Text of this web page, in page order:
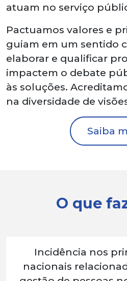
atuam no serviço
Pactuamos valores e
guiam em um sentido
elaborar e qualificar
impactem o debate
às soluções.
na diversidade de
Saiba
O que
Incidência nos
nacionais